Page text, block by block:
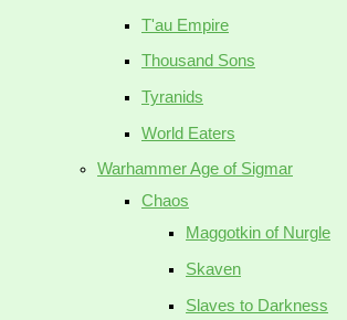
T'au Empire
Thousand Sons
Tyranids
World Eaters
Warhammer Age of Sigmar
Chaos
Maggotkin of Nurgle
Skaven
Slaves to Darkness